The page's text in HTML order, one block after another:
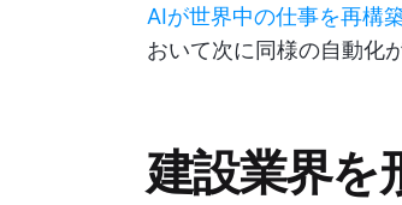
AIが世界中の仕事を再構
おいて次に同様の自動化
建設業界を